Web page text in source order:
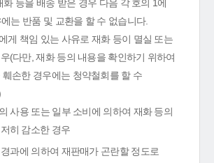
등을 배송 받은 경우 다음 각 호의 1에
는 반품 및 교환을 할 수 없습니다.
게 책임 있는 사유로 재화 등이 멸실 또는
(다만, 재화 등의 내용을 확인하기 위하여
훼손한 경우에는 청약철회를 할 수
사용 또는 일부 소비에 의하여 재화 등의
히 감소한 경우
과에 의하여 재판매가 곤란할 정도로